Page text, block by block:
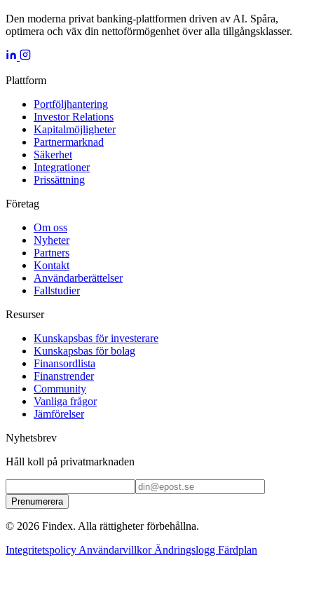
Den moderna privat banking-plattformen driven av AI. Spåra,
optimera och väx din nettoförmögenhet över alla tillgångsklasser.
Plattform
Portföljhantering
Investor Relations
Kapitalmöjligheter
Partnermarknad
Säkerhet
Integrationer
Prissättning
Företag
Om oss
Nyheter
Partners
Kontakt
Användarberättelser
Fallstudier
Resurser
Kunskapsbas för investerare
Kunskapsbas för bolag
Finansordlista
Finanstrender
Community
Vanliga frågor
Jämförelser
Nyhetsbrev
Håll koll på privatmarknaden
Prenumerera
© 2026 Findex. Alla rättigheter förbehållna.
Integritetspolicy Användarvillkor Ändringslogg Färdplan